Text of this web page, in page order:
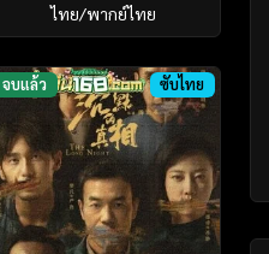
ไทย/พากย์ไทย
จบแล้ว ซับไทย